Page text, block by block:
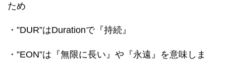
ため
・”DUR”はDurationで『持続』
・”EON”は『無限に長い』や『永遠』を意味しま